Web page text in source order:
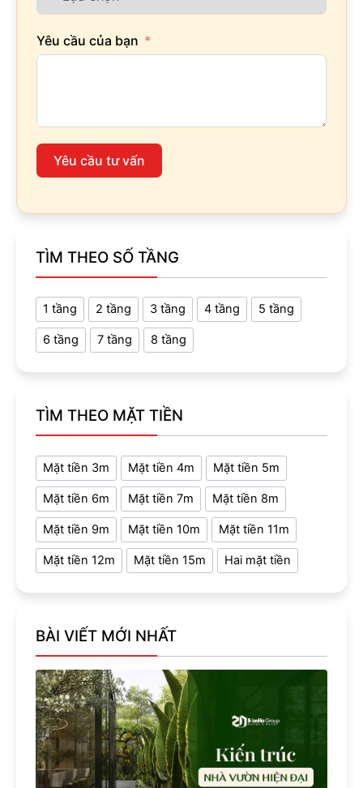
Yêu cầu của bạn
Yêu cầu tư vấn
TÌM THEO SỐ TẦNG
1 tầng 2 tầng 3 tầng 4 tầng 5 tầng
6 tầng 7 tầng 8 tầng
TÌM THEO MẶT TIỀN
Mặt tiền 3m Mặt tiền 4m Mặt tiền 5m
Mặt tiền 6m Mặt tiền 7m Mặt tiền 8m
Mặt tiền 9m Mặt tiền 10m Mặt tiền 11m
Mặt tiền 12m Mặt tiền 15m Hai mặt tiền
BÀI VIẾT MỚI NHẤT